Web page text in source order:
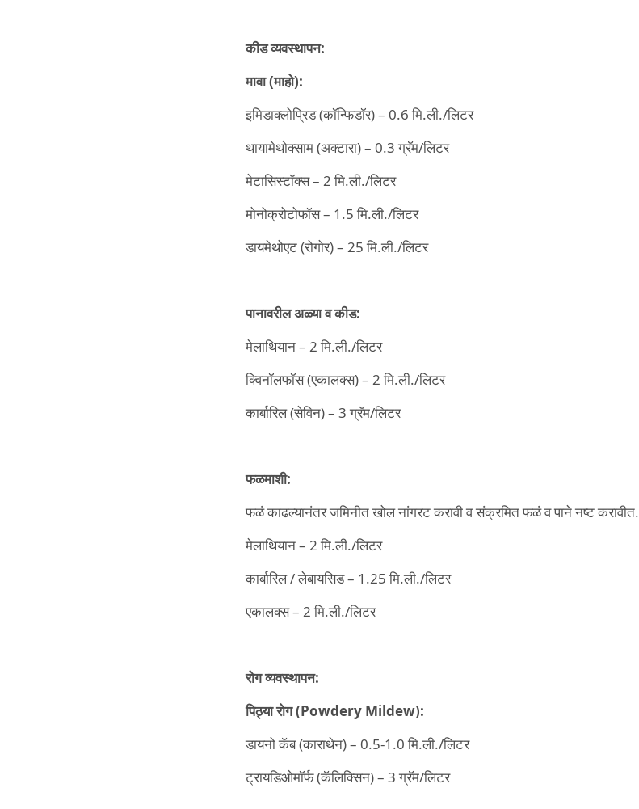
कीडव्यवस्थापन:
मावा (माहो):
इमिडाक्लोप्रिड (कॉन्फिडॉर) – 0.6 मि.ली./लिटर
थायामेथोक्साम (अक्टारा) – 0.3 ग्रॅम/लिटर
मेटासिस्टॉक्स – 2 मि.ली./लिटर
मोनोक्रोटोफॉस – 1.5 मि.ली./लिटर
डायमेथोएट (रोगोर) – 25 मि.ली./लिटर
पानावरीलअळ्यावकीड:
मेलाथियान – 2 मि.ली./लिटर
क्विनॉलफॉस (एकालक्स) – 2 मि.ली./लिटर
कार्बारिल (सेविन) – 3 ग्रॅम/लिटर
फळमाशी:
फळं काढल्यानंतर जमिनीत खोल नांगरट करावी व संक्रमित फळं व पाने नष्ट करावीत.
मेलाथियान – 2 मि.ली./लिटर
कार्बारिल / लेबायसिड – 1.25 मि.ली./लिटर
एकालक्स – 2 मि.ली./लिटर
रोगव्यवस्थापन:
पिठ्यारोग (Powdery Mildew):
डायनो कॅब (काराथेन) – 0.5-1.0 मि.ली./लिटर
ट्रायडिओमॉर्फ (कॅलिक्सिन) – 3 ग्रॅम/लिटर